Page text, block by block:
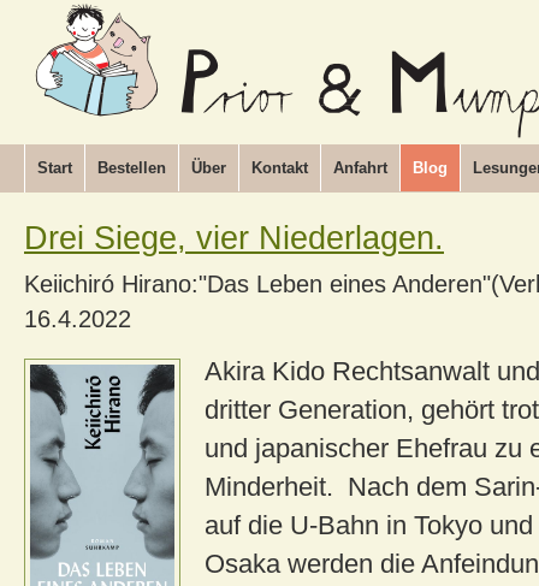
Start Bestellen Über Kontakt Anfahrt Blog
Drei Siege, vier Niederlagen.
Keiichiró Hirano:"Das Leben eines
16.4.2022
Akira Kido Rechtsanwalt
dritter Generation, gehört
und japanischer Ehefrau zu
Minderheit. Nach dem
auf die U-Bahn in Tokyo
Osaka werden die